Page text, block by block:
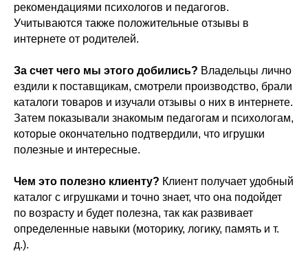
рекомендациями психологов и педагогов.
Учитываются также положительные отзывы в
интернете от родителей.
За счет чего мы этого добились? Владельцы лично
ездили к поставщикам, смотрели производство, брали
каталоги товаров и изучали отзывы о них в интернете.
Затем показывали знакомым педагогам и психологам,
которые окончательно подтвердили, что игрушки
полезные и интересные.
Чем это полезно клиенту? Клиент получает удобный
каталог с игрушками и точно знает, что она подойдет
по возрасту и будет полезна, так как развивает
определенные навыки (моторику, логику, память и т.
д.).